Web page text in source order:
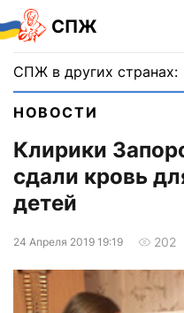
СПЖ
СПЖ в других странах:
НОВОСТИ
Клирики
сдали кровь
детей
24 Апреля 2019 19:19 202